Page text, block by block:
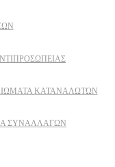
ΚΑΤΑΝΑΛΩΤΏΝ
ΣΥΝΑΛΛΑΓΏΝ